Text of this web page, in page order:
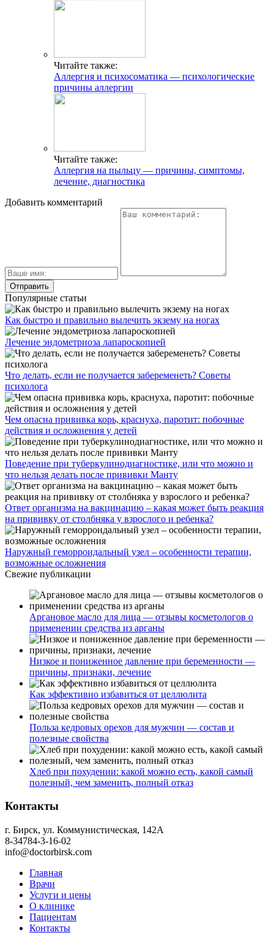
Читайте также:
Аллергия и психосоматика — психологические
причины аллергии
Читайте также:
Аллергия на пыльцу — причины, симптомы,
лечение, диагностика
Добавить комментарий
Популярные статьи
Как быстро и правильно вылечить экзему на ногах
Лечение эндометриоза лапароскопией
Что делать, если не получается забеременеть? Советы
психолога
Чем опасна прививка корь, краснуха, паротит: побочные
действия и осложнения у детей
Поведение при туберкулинодиагностике, или что можно и
что нельзя делать после прививки Манту
Ответ организма на вакцинацию – какая может быть реакция
на прививку от столбняка у взрослого и ребенка?
Наружный геморроидальный узел – особенности терапии,
возможные осложнения
Свежие публикации
Аргановое масло для лица — отзывы косметологов о
применении средства из арганы
Низкое и пониженное давление при беременности —
причины, признаки, лечение
Как эффективно избавиться от целлюлита
Польза кедровых орехов для мужчин — состав и
полезные свойства
Хлеб при похудении: какой можно есть, какой самый
полезный, чем заменить, полный отказ
Контакты
г. Бирск, ул. Коммунистическая, 142А
8-34784-3-16-02
info@doctorbirsk.com
Главная
Врачи
Услуги и цены
О клинике
Пациентам
Контакты